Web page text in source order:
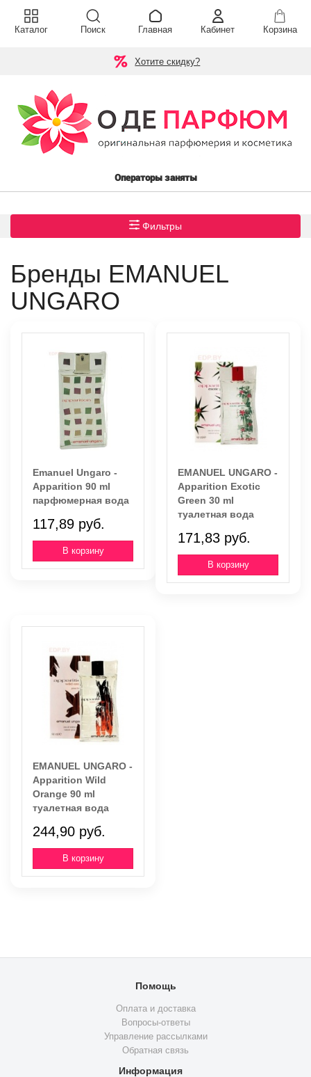
Хотите скидку?
Операторы заняты
Фильтры
Бренды EMANUEL
UNGARO
Emanuel Ungaro -
Apparition 90 ml
парфюмерная вода
117,89 руб.
EMANUEL UNGARO -
Apparition Exotic
Green 30 ml
туалетная вода
171,83 руб.
EMANUEL UNGARO -
Apparition Wild
Orange 90 ml
туалетная вода
244,90 руб.
Помощь
Оплата и доставка
Вопросы-ответы
Управление рассылками
Обратная связь
Информация
Каталог Поиск Главная Кабинет Корзина